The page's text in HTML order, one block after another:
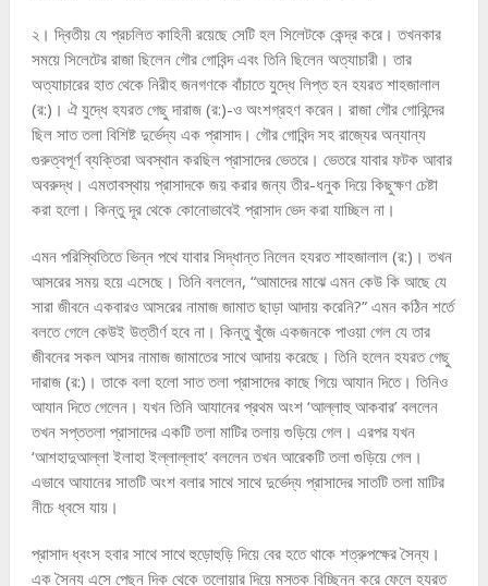
২। দ্বিতীয় যে প্রচলিত কাহিনী রয়েছে সেটি হল সিলেটকে কেন্দ্র করে। তখনকার
সময়ে সিলেটের রাজা ছিলেন গৌর গোবিন্দ এবং তিনি ছিলেন অত্যাচারী। তার
অত্যাচারের হাত থেকে নিরীহ জনগণকে বাঁচাতে যুদ্ধে লিপ্ত হন হযরত শাহজালাল
(র:)। ঐ যুদ্ধে হযরত গেছু দারাজ (র:)-ও অংশগ্রহণ করেন। রাজা গৌর গোবিন্দের
ছিল সাত তলা বিশিষ্ট দুর্ভেদ্য এক প্রাসাদ। গৌর গোবিন্দ সহ রাজ্যের অন্যান্য
গুরুত্বপূর্ণ ব্যক্তিরা অবস্থান করছিল প্রাসাদের ভেতরে। ভেতরে যাবার ফটক আবার
অবরুদ্ধ। এমতাবস্থায় প্রাসাদকে জয় করার জন্য তীর-ধনুক দিয়ে কিছুক্ষণ চেষ্টা
করা হলো। কিন্তু দূর থেকে কোনোভাবেই প্রাসাদ ভেদ করা যাচ্ছিল না।
এমন পরিস্থিতিতে ভিন্ন পথে যাবার সিদ্ধান্ত নিলেন হযরত শাহজালাল (র:)। তখন
আসরের সময় হয়ে এসেছে। তিনি বললেন, “আমাদের মাঝে এমন কেউ কি আছে যে
সারা জীবনে একবারও আসরের নামাজ জামাত ছাড়া আদায় করেনি?” এমন কঠিন শর্তে
বলতে গেলে কেউই উত্তীর্ণ হবে না। কিন্তু খুঁজে একজনকে পাওয়া গেল যে তার
জীবনের সকল আসর নামাজ জামাতের সাথে আদায় করেছে। তিনি হলেন হযরত গেছু
দারাজ (র:)। তাকে বলা হলো সাত তলা প্রাসাদের কাছে গিয়ে আযান দিতে। তিনিও
আযান দিতে গেলেন। যখন তিনি আযানের প্রথম অংশ ‘আল্লাহু আকবার’ বললেন
তখন সপ্ততলা প্রাসাদের একটি তলা মাটির তলায় গুড়িয়ে গেল। এরপর যখন
‘আশহাদুআল্লা ইলাহা ইল্লাল্লাহ’ বললেন তখন আরেকটি তলা গুড়িয়ে গেল।
এভাবে আযানের সাতটি অংশ বলার সাথে সাথে দুর্ভেদ্য প্রাসাদের সাতটি তলা মাটির
নীচে ধ্বসে যায়।
প্রাসাদ ধ্বংস হবার সাথে সাথে হুড়োহুড়ি দিয়ে বের হতে থাকে শত্রুপক্ষের সৈন্য।
এক সৈন্য এসে পেছন দিক থেকে তলোয়ার দিয়ে মস্তক বিচ্ছিন্ন করে ফেলে হযরত